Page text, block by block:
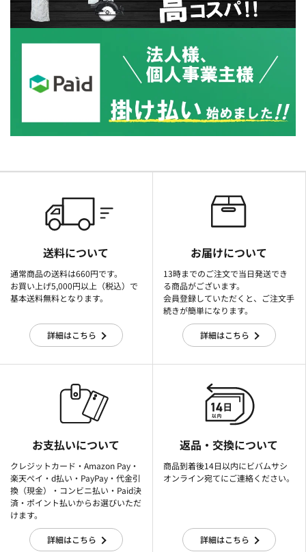
送料について
通常商品の送料は660円です。
お買い上げ5,000円以上（税込）で
基本送料無料となります。
詳細はこちら
お届けについて
13時までのご注文で当日発送でき
る商品がございます。
会員登録していただくと、ご注文手
続きが簡単になります。
詳細はこちら
お支払いについて
クレジットカード・Amazon Pay・
楽天ぺイ・d払い・PayPay・代金引
換（現金）・コンビニ払い・Paid決
済・ポイント払いからお選びいただ
けます。
詳細はこちら
返品・交換について
商品到着後14日以内にビバムサシ
オンライン宛てにご連絡ください。
詳細はこちら